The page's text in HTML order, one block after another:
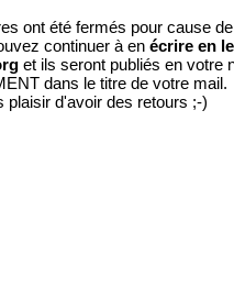
ont été fermés pour cause
continuer à en écrire en
et ils seront publiés en votre
dans le titre de votre mail.
plaisir d'avoir des retours ;-)